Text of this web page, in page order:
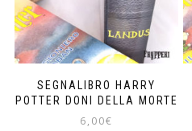
SEGNALIBRO HARRY
POTTER DONI DELLA MORTE
6,00€